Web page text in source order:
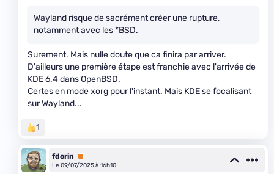
Wayland risque de sacrément créer une rupture,
notamment avec les *BSD.
Surement. Mais nulle doute que ca finira par arriver.
D'ailleurs une première étape est franchie avec l'arrivée de
KDE 6.4 dans OpenBSD.
Certes en mode xorg pour l'instant. Mais KDE se focalisant
sur Wayland...
1
fdorin
Premium
Le 09/07/2025 à 16h10